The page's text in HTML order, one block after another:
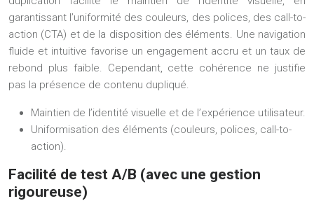
garantissant l’uniformité des couleurs, des polices, des call-to-
action (CTA) et de la disposition des éléments. Une navigation
fluide et intuitive favorise un engagement accru et un taux de
rebond plus faible. Cependant, cette cohérence ne justifie
pas la présence de contenu dupliqué.
Maintien de l’identité visuelle et de l’expérience utilisateur.
Uniformisation des éléments (couleurs, polices, call-to-
action).
Facilité de test A/B (avec une gestion
rigoureuse)